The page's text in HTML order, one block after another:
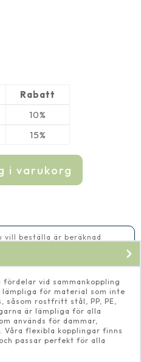
Rabatt
10%
15%
i varukorg
vill beställa är beräknad
vid sammankoppling
lämpliga för material som inte
såsom rostfritt stål, PP, PE,
är lämpliga för alla
används för dammar,
Våra flexibla kopplingar finns
passar perfekt för alla